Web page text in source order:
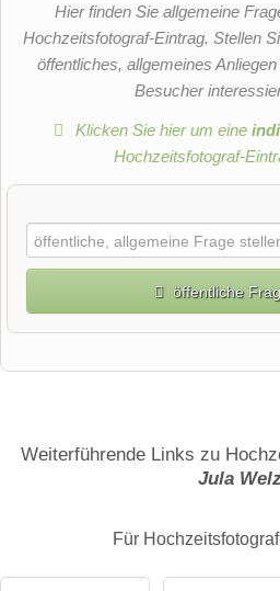
Hier finden Sie allgemeine
Hochzeitsfotograf-Eintrag. Stellen
öffentliches, allgemeines
Besucher
Klicken Sie hier um eine
Hochzeitsfotograf-
öffentliche
E-Mail-Adresse (wird nicht
Weiterführende Links zu
Jula
Für Hochzeitsfotograf